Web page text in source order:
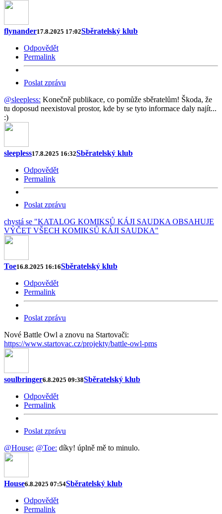
flynander17.8.2025 17:02Sběratelský klub
Odpovědět
Permalink
Poslat zprávu
@sleepless: Konečně publikace, co pomůže sběratelům! Škoda, že
tu doposud neexistoval prostor, kde by se tyto informace daly najít...
:)
sleepless17.8.2025 16:32Sběratelský klub
Odpovědět
Permalink
Poslat zprávu
chystá se "KATALOG KOMIKSŮ KÁJI SAUDKA OBSAHUJE
VÝČET VŠECH KOMIKSŮ KÁJI SAUDKA"
Toe16.8.2025 16:16Sběratelský klub
Odpovědět
Permalink
Poslat zprávu
Nové Battle Owl a znovu na Startovači:
https://www.startovac.cz/projekty/battle-owl-pms
soulbringer6.8.2025 09:38Sběratelský klub
Odpovědět
Permalink
Poslat zprávu
@House: @Toe: díky! úplně mě to minulo.
House6.8.2025 07:54Sběratelský klub
Odpovědět
Permalink